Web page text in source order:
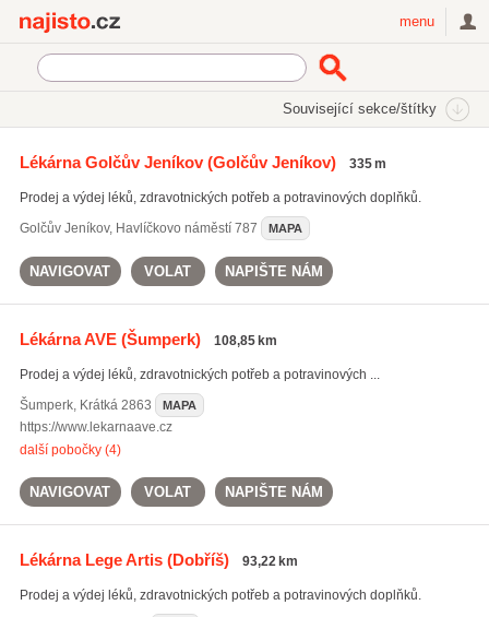
menu
Související sekce/štítky
(754)
léky na bolesti zad(1528)
léky proti depresi (750)
Všechny související štítky
Lékárna Golčův Jeníkov(Golčův Jeníkov) 335 m
Prodej a výdej léků, zdravotnických potřeb a potravinových doplňků.
Golčův Jeníkov, Havlíčkovo náměstí 787 MAPA
NAVIGOVAT VOLAT NAPIŠTE NÁM
Lékárna AVE(Šumperk) 108,85 km
Prodej a výdej léků, zdravotnických potřeb a potravinových ...
Šumperk, Krátká 2863 MAPA
https://www.lekarnaave.cz
další pobočky (4)
NAVIGOVAT VOLAT NAPIŠTE NÁM
Lékárna Lege Artis(Dobříš) 93,22 km
Prodej a výdej léků, zdravotnických potřeb a potravinových doplňků.